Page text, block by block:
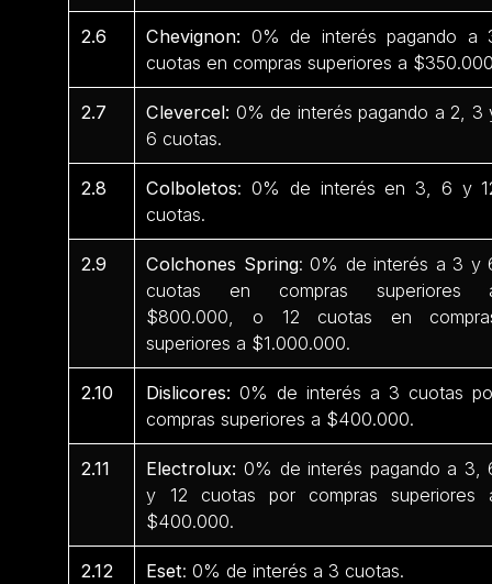
2.6 Chevignon: 0% de interés pagando a
cuotas en compras superiores a
2.7 Clevercel: 0% de interés pagando a 2, 3
6 cuotas.
2.8 Colboletos: 0% de interés en 3, 6 y
cuotas.
2.9 Colchones Spring: 0% de interés a 3 y
cuotas en compras superiores
$800.000, o 12 cuotas en
superiores a $1.000.000.
2.10 Dislicores: 0% de interés a 3 cuotas
compras superiores a $400.000.
2.11 Electrolux: 0% de interés pagando a 3,
y 12 cuotas por compras superiores
$400.000.
2.12 Eset: 0% de interés a 3 cuotas.